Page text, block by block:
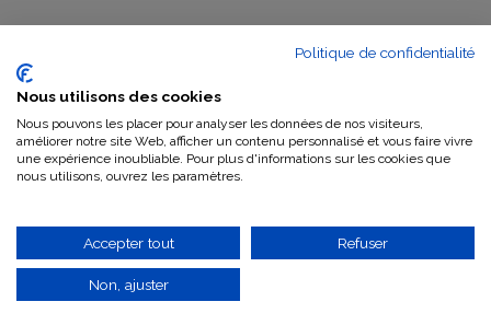
Nos catégories
Nous contacter
©2026 Vasque Pierre GWEB SAS
Politique de confidentialité
Nous utilisons des cookies
Nous pouvons les placer pour analyser les données de nos visiteurs,
améliorer notre site Web, afficher un contenu personnalisé et vous faire vivre
une expérience inoubliable. Pour plus d'informations sur les cookies que
nous utilisons, ouvrez les paramètres.
Accepter tout Refuser
Non, ajuster